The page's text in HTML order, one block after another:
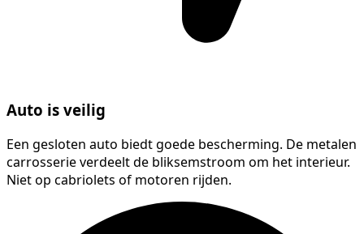
Auto is veilig
Een gesloten auto biedt goede bescherming. De metalen
carrosserie verdeelt de bliksemstroom om het interieur.
Niet op cabriolets of motoren rijden.